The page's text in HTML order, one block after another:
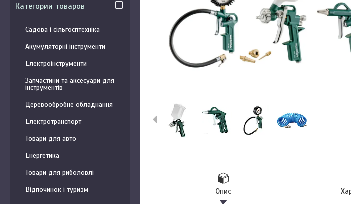
Опис
Категории товаров
Садова і сільгосптехніка
Акумуляторні інструменти
Електроінструменти
Запчастини та аксесуари для
інструментів
Деревообробне обладнання
Електротранспорт
Товари для авто
Енергетика
Товари для риболовлі
Відпочинок і туризм